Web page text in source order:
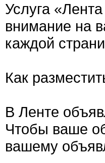
Услуга
внимание на
каждой
Как
В Ленте
Чтобы ваше
вашему